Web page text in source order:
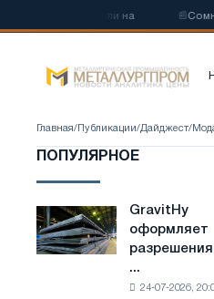
Главная/ Публикации/Дайджест/
ПОПУЛЯРНОЕ
GravitHy
оформляет
разрешения
строительство
GravitHy
оформляет
...
24-07-2026,